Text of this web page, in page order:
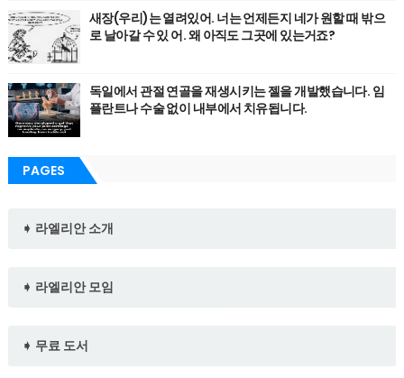
새장(우리)는 열려있어. 너는 언제든지 네가 원할 때 밖으
로 날아갈 수 있 어. 왜 아직도 그곳에 있는거죠?
독일에서 관절 연골을 재생시키는 젤을 개발했습니다. 임
플란트나 수술 없이 내부에서 치유됩니다.
PAGES
➧ 라엘리안 소개
➧ 라엘리안 모임
➧ 무료 도서